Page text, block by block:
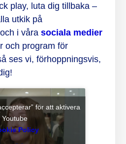
play, luta dig tillbaka –
utkik på
och i våra sociala medier
och program för
ses vi, förhoppningsvis,
för att aktivera
Youtube
Policy